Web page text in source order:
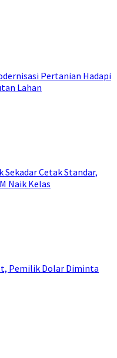
Pertanian Hadapi
Lahan
Cetak Standar,
Naik Kelas
Pemilik Dolar Diminta